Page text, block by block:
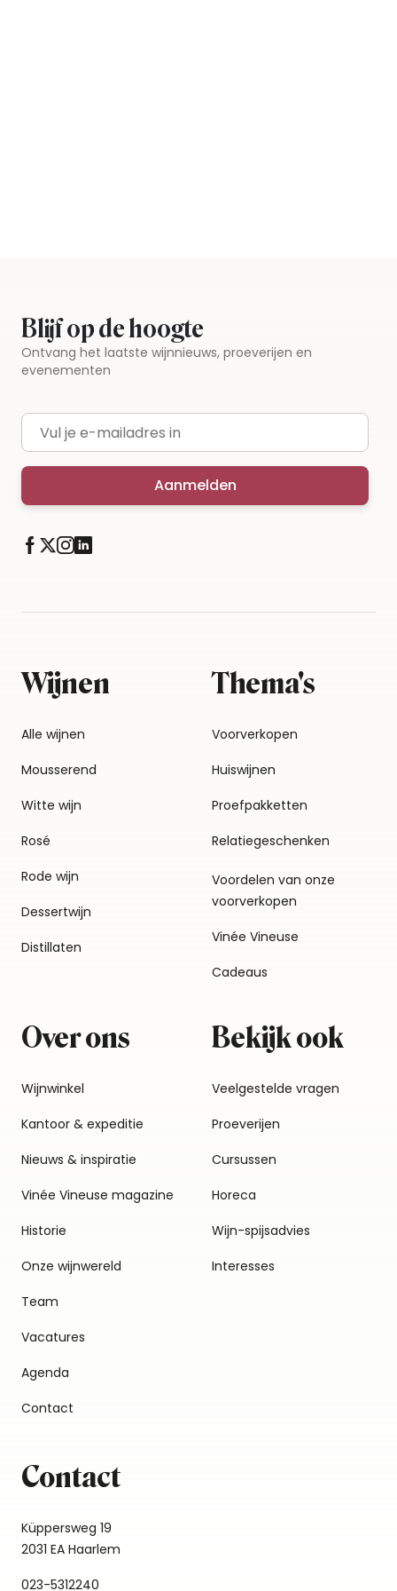
Blijf op de hoogte
Ontvang het laatste wijnnieuws, proeverijen en
evenementen
E-mailadres
Aanmelden
Wijnen
Alle wijnen
Mousserend
Witte wijn
Rosé
Rode wijn
Dessertwijn
Distillaten
Thema's
Voorverkopen
Huiswijnen
Proefpakketten
Relatiegeschenken
Voordelen van onze
voorverkopen
Vinée Vineuse
Cadeaus
Over ons
Wijnwinkel
Kantoor & expeditie
Nieuws & inspiratie
Vinée Vineuse magazine
Historie
Onze wijnwereld
Team
Vacatures
Agenda
Contact
Bekijk ook
Veelgestelde vragen
Proeverijen
Cursussen
Horeca
Wijn-spijsadvies
Interesses
Contact
Küppersweg 19
2031 EA Haarlem
023-5312240